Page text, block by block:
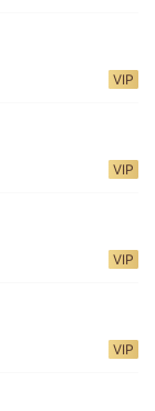
VIP
VIP
VIP
VIP